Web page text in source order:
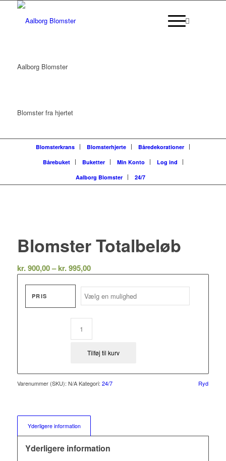
Aalborg Blomster
Blomster fra hjertet
Blomsterkrans Blomsterhjerte
Båredekorationer
Bårebuket
Buketter Min Konto
Log ind
Aalborg Blomster
24/7
Blomster Totalbeløb
kr.900,00– kr.995,00Prisinterval:
til
kr. 995,00
PRIS
Ryd
Tilføj til kurv
Varenummer (SKU): N/A Kategori: 24/7
Yderligere information
Yderligere information